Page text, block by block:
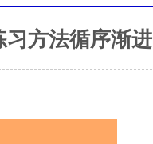
方法循序渐进